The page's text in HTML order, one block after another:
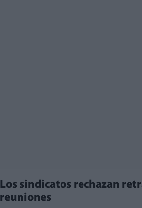
Los sindicatos rechazan
reuniones